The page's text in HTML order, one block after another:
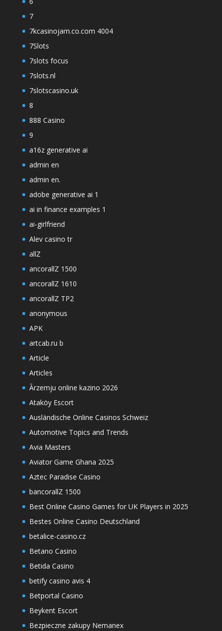
7
7kcasinojam.co.com 4004
7Slots
7slots focus
7slots.nl
7slotscasino.uk
8
888 Casino
9
a16z generative ai
admin en
admin en.
adobe generative ai 1
ai in finance examples 1
ai-girlfriend
Alev casino tr
allZ
ancorallZ 1500
ancorallZ 1610
ancorallZ TP2
anonymous
APK
artcab.ru b
Article
Articles
Ārzemju online kazino 2026
Ataköy Escort
Ausländische Online Casinos Schweiz
Automotive Topics and Trends
Avia Masters
Aviator Game Ghana 2025
Aztec Paradise Casino
bancorallZ 1500
Best Online Casino Games for UK Players in 2025
Bestes Online Casino Deutschland
betalice-casino.cz
Betano Casino
Betida Casino
betify casino avis 4
Betportal Casino
Beykent Escort
Bezpieczne zakupy Nemanex